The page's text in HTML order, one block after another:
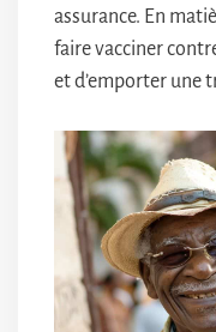
assurance. En
faire vacciner
et d’emporter une